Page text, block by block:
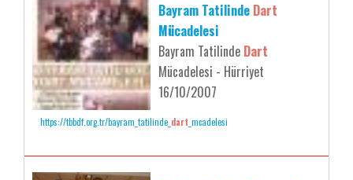
Bayram Tatilinde Dart
Mücadelesi
Bayram Tatilinde Dart
Mücadelesi - Hürriyet
16/10/2007
https://tbbdf.org.tr/bayram_tatilinde_ dart _mcadelesi